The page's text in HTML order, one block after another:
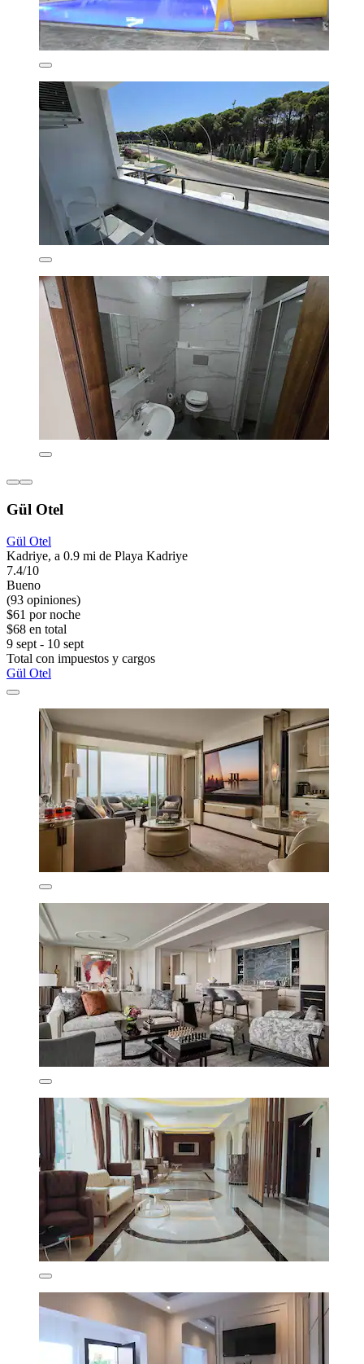
Gül Otel
Gül Otel
Kadriye, a 0.9 mi de Playa Kadriye
7.4/10
Bueno
(93 opiniones)
$61 por noche
$68 en total
9 sept - 10 sept
Total con impuestos y cargos
Gül Otel